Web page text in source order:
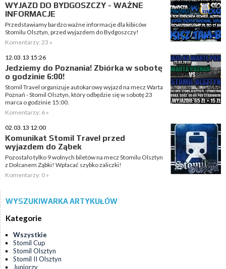
WYJAZD DO BYDGOSZCZY - WAŻNE
INFORMACJE
Przedstawiamy bardzo ważne informacje dla kibiców
Stomilu Olsztyn, przed wyjazdem do Bydgoszczy!
Komentarzy: 23 »
12.03.13 15:26
Jedziemy do Poznania! Zbiórka w sobotę
o godzinie 6:00!
Stomil Travel organizuje autokarowy wyjazd na mecz Warta
Poznań - Stomil Olsztyn, który odbędzie się w sobotę 23
marca o godzinie 15:00.
Komentarzy: 6 »
02.03.13 12:00
Komunikat Stomil Travel przed
wyjazdem do Ząbek
Pozostało tylko 9 wolnych biletów na mecz Stomilu Olsztyn
z Dolcanem Ząbki! Wpłacać szybko zaliczki!
Komentarzy: 0 »
WYSZUKIWARKA ARTYKUŁÓW
Kategorie
Wszystkie
Stomil Cup
Stomil Olsztyn
Stomil II Olsztyn
Juniorzy